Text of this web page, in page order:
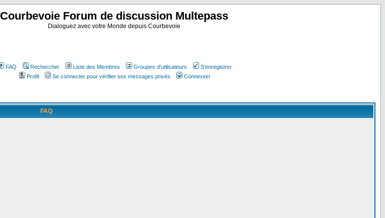
Courbevoie Forum de discussion Multepass
Dialoguez avec votre Monde depuis Courbevoie
FAQ Rechercher Liste des Membres Groupes d'utilisateurs
S'enregistrer
Profil
Se connecter pour vérifier ses messages privés Connexion
FAQ